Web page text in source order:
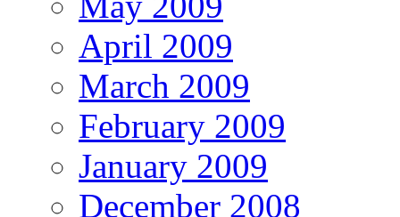
April 2009
March 2009
February 2009
January 2009
December 2008